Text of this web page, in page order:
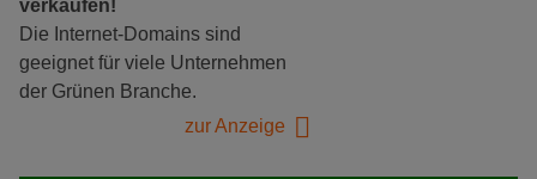
verkaufen!
Die Internet-Domains sind
geeignet für viele Unternehmen
der Grünen Branche.
zur Anzeige